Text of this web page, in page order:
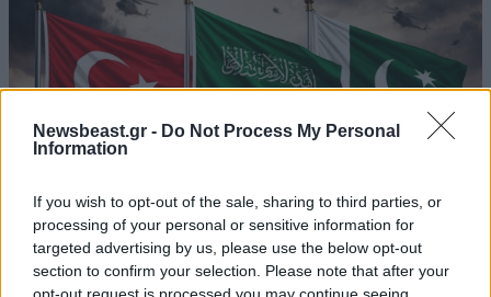
Newsbeast.gr - Do Not Process My Personal
Information
If you wish to opt-out of the sale, sharing to third parties, or
processing of your personal or sensitive information for
targeted advertising by us, please use the below opt-out
section to confirm your selection. Please note that after your
opt-out request is processed you may continue seeing
ΚΟΣΜΟΣ3 ω. πριν